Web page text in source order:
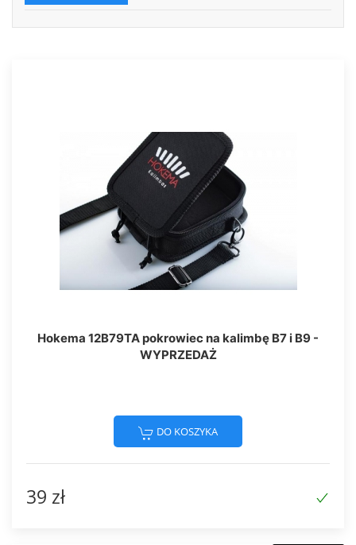
Hokema 12B79TA pokrowiec na kalimbę B7 i B9 -
WYPRZEDAŻ
DO KOSZYKA
39 zł